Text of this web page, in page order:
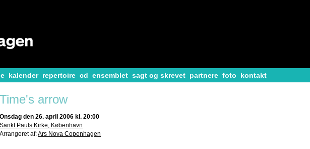
kalender repertoire cd ensemblet sagt og skrevet partnere foto kontakt
Time's arrow
Onsdag den 26. april 2006 kl. 20:00
Sankt Pauls Kirke, København
Arrangeret af:Ars Nova Copenhagen